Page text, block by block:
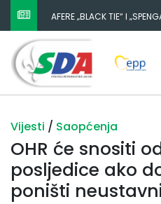
AFERE „BLACK TIE“ I
ZATAŠKATI
Vijesti / Saopćenja
OHR će snositi
posljedice ako
poništi